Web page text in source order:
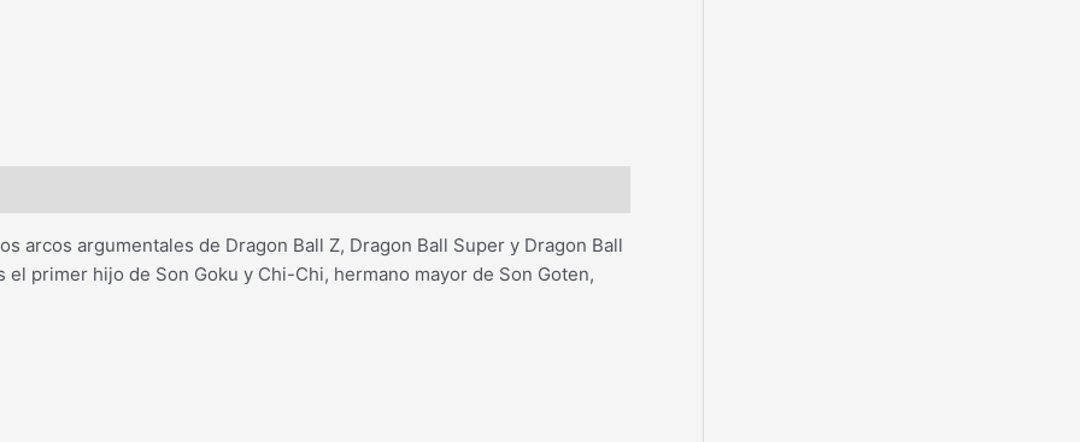
arcos argumentales de Dragon Ball Z, Dragon Ball Super y Dragon Ball
primer hijo de Son Goku y Chi-Chi, hermano mayor de Son Goten,